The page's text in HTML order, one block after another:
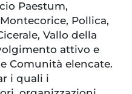
Paestum,
Pollica,
Vallo della
attivo e
Comunità elencate.
i quali i